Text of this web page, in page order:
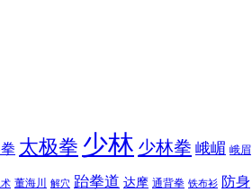
太极拳 少林 少林拳 峨嵋 峨眉
董海川 解穴 跆拳道 达摩 通背拳 铁布衫 防身